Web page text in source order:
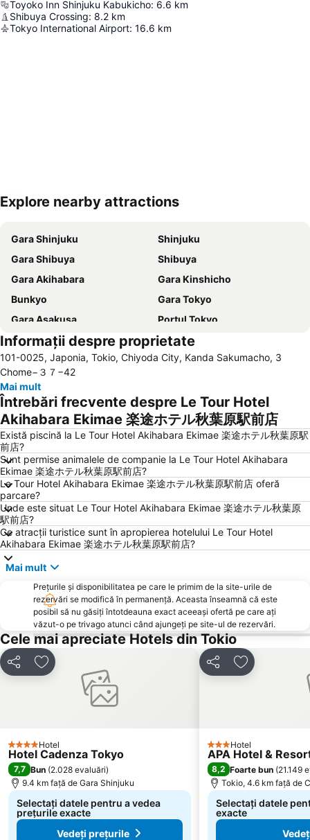
Toyoko Inn Shinjuku Kabukicho: 6.6 km
Shibuya Crossing: 8.2 km
Tokyo International Airport: 16.6 km
Explore nearby attractions
Gara Shinjuku
Shinjuku
Gara Shibuya
Shibuya
Gara Akihabara
Gara Kinshicho
Bunkyo
Gara Tokyo
Gara Asakusa
Portul Tokyo
International Airport Haneda
Yokohama Station
Gara Ochanomizu
Gara Ueno
Minato
Haneda Airport International Terminal Station
Taito
Tokyo Metro Station
Formului Internațional Tokyo
Tokyo Kotsu Kaikan
Gara Ikebukuro
Nakano Sun Plaza Hall
Yokohama Landmark Tower
Informații despre proprietate
101-0025, Japonia, Tokio, Chiyoda City, Kanda Sakumacho, 3
Chome−３７−42
Mai mult
Întrebări frecvente despre Le Tour Hotel
Akihabara Ekimae 楽途ホテル秋葉原駅前店
Există piscină la Le Tour Hotel Akihabara Ekimae 楽途ホテル秋葉原駅
前店?
Sunt permise animalele de companie la Le Tour Hotel Akihabara
Ekimae 楽途ホテル秋葉原駅前店?
Le Tour Hotel Akihabara Ekimae 楽途ホテル秋葉原駅前店 oferă
parcare?
Unde este situat Le Tour Hotel Akihabara Ekimae 楽途ホテル秋葉原
駅前店?
Ce atracții turistice sunt în apropierea hotelului Le Tour Hotel
Akihabara Ekimae 楽途ホテル秋葉原駅前店?
Mai mult
Prețurile și disponibilitatea pe care le primim de la site-urile de
rezervări se modifică în permanență. Aceasta înseamnă că este
posibil să nu găsiți întotdeauna exact aceeași ofertă pe care ați
văzut-o pe trivago atunci când ajungeți pe site-ul de rezervări.
Cele mai apreciate Hotels din Tokio
DistribuițiAdăugaţi la favorite
4 Stele Hotel
Hotel Cadenza Tokyo
7,7 Bun (2.028 evaluări)
9.4 km faţă de Gara Shinjuku
Selectați datele pentru a vedea
prețurile exacte
Vedeți prețurile
DistribuițiAdăugaţi la
3 SteleHotel
APA Hotel &
8,2 Foarte bun (21.149
Tokio, 4.6 km faţă de
Selectați datele
exacte